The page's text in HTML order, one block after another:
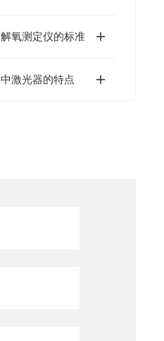
氧测定仪的标准
激光器的特点